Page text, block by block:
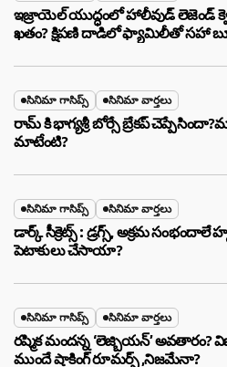
ఇజ్రాయెల్ యుద్ధంలో హాలీవుడ్ లెజెండ్
ఖతం? క్షిపణి దాడిలో ఫ్యామిలీతో సహా
సినిమా గాసిప్స్ సినిమా వార్తలు
రామ్ కి భాగ్యశ్రీ బోర్సే బ్రేకప్
మాటేంటి?
సినిమా గాసిప్స్ సినిమా వార్తలు
డార్క్ సీక్రెట్స్ : డ్రగ్స్, అక్రమ సంభందాలే
పెటాకులు చేసాయా?
సినిమా గాసిప్స్ సినిమా వార్తలు
రష్మిక మందన్న ‘లెజ్బియన్’ అవతారం?
ముందే షాకింగ్ రూమర్స్ ,నిజమేనా?